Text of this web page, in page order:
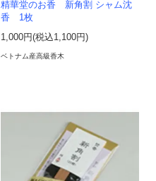
精華堂のお香 新角割 シャム沈
香 1枚
1,000円(税込1,100円)
ベトナム産高級香木